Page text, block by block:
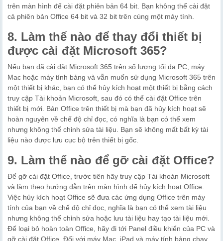
trên màn hình để cài đặt phiên bản 64 bit. Bạn không thể cài đặt
cả phiên bản Office 64 bit và 32 bit trên cùng một máy tính.
8. Làm thế nào để thay đổi thiết bị
được cài đặt Microsoft 365?
Nếu bạn đã cài đặt Microsoft 365 trên số lượng tối đa PC, máy
Mac hoặc máy tính bảng và vẫn muốn sử dụng Microsoft 365 trên
một thiết bị khác, bạn có thể hủy kích hoạt một thiết bị bằng cách
truy cập Tài khoản Microsoft, sau đó có thể cài đặt Office trên
thiết bị mới. Bản Office trên thiết bị mà bạn đã hủy kích hoạt sẽ
hoàn nguyên về chế độ chỉ đọc, có nghĩa là bạn có thể xem
nhưng không thể chỉnh sửa tài liệu. Bạn sẽ không mất bất kỳ tài
liệu nào được lưu cục bộ trên thiết bị gốc.
9. Làm thế nào để gỡ cài đặt Office?
Để gỡ cài đặt Office, trước tiên hãy truy cập Tài khoản Microsoft
và làm theo hướng dẫn trên màn hình để hủy kích hoạt Office.
Việc hủy kích hoạt Office sẽ đưa các ứng dụng Office trên máy
tính của bạn về chế độ chỉ đọc, nghĩa là bạn có thể xem tài liệu
nhưng không thể chỉnh sửa hoặc lưu tài liệu hay tạo tài liệu mới.
Để loại bỏ hoàn toàn Office, hãy đi tới Panel điều khiển của PC và
gỡ cài đặt Office. Đối với máy Mac, iPad và máy tính bảng chạy